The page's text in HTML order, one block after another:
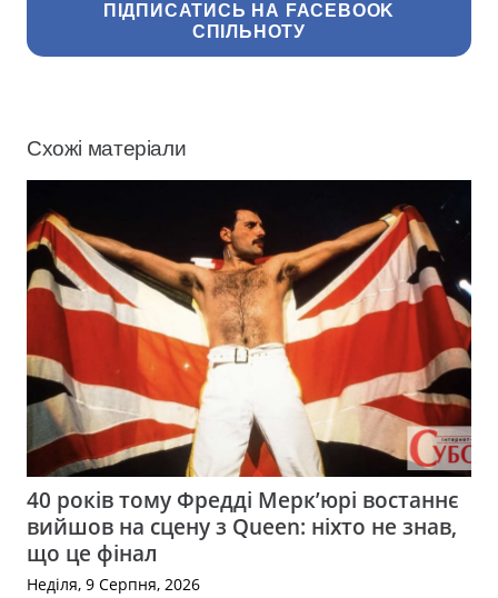
ПІДПИСАТИСЬ НА FACEBOOK
СПІЛЬНОТУ
Схожі матеріали
40 років тому Фредді Мерк’юрі востаннє
вийшов на сцену з Queen: ніхто не знав,
що це фінал
Неділя, 9 Серпня, 2026